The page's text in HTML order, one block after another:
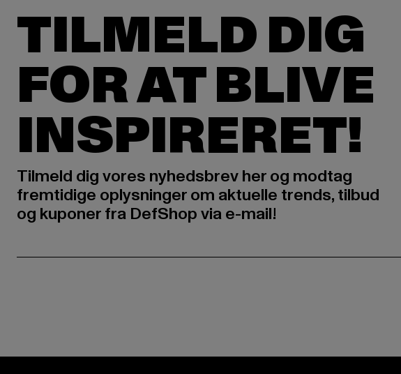
TILMELD DIG
FOR AT BLIVE
INSPIRERET!
Tilmeld dig vores nyhedsbrev her og modtag
fremtidige oplysninger om aktuelle trends, tilbud
og kuponer fra DefShop via e-mail!